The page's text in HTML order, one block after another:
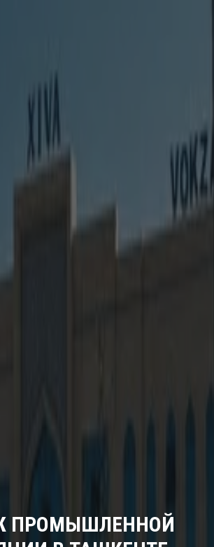
ПРОМЫШЛЕННОЙ